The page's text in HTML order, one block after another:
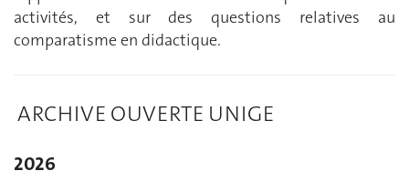
activités, et sur des questions relatives au
comparatisme en didactique.
ARCHIVE OUVERTE UNIGE
2026